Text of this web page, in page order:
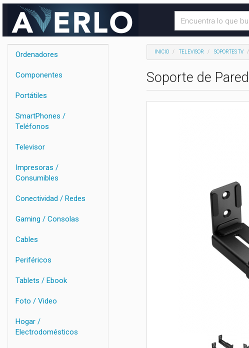
Ordenadores
Componentes
Portátiles
SmartPhones /
Teléfonos
Televisor
Impresoras /
Consumibles
Conectividad / Redes
Gaming / Consolas
Cables
Periféricos
Tablets / Ebook
Foto / Video
Hogar /
Electrodomésticos
INICIO TELEVISOR SOPORTES TV
Soporte de